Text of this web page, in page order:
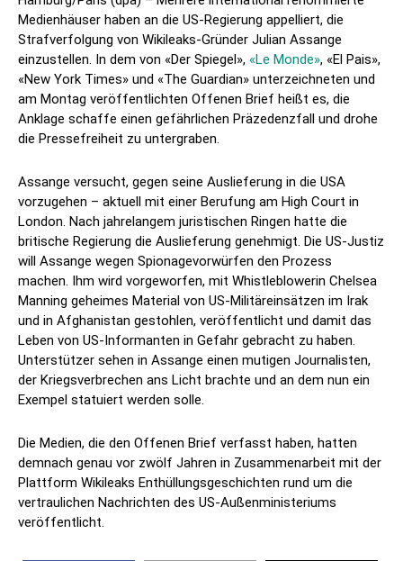
Medienhäuser haben an die US-Regierung appelliert, die
Strafverfolgung von Wikileaks-Gründer Julian Assange
einzustellen. In dem von «Der Spiegel», «Le Monde», «El Pais»,
«New York Times» und «The Guardian» unterzeichneten und
am Montag veröffentlichten Offenen Brief heißt es, die
Anklage schaffe einen gefährlichen Präzedenzfall und drohe
die Pressefreiheit zu untergraben.
Assange versucht, gegen seine Auslieferung in die USA
vorzugehen – aktuell mit einer Berufung am High Court in
London. Nach jahrelangem juristischen Ringen hatte die
britische Regierung die Auslieferung genehmigt. Die US-Justiz
will Assange wegen Spionagevorwürfen den Prozess
machen. Ihm wird vorgeworfen, mit Whistleblowerin Chelsea
Manning geheimes Material von US-Militäreinsätzen im Irak
und in Afghanistan gestohlen, veröffentlicht und damit das
Leben von US-Informanten in Gefahr gebracht zu haben.
Unterstützer sehen in Assange einen mutigen Journalisten,
der Kriegsverbrechen ans Licht brachte und an dem nun ein
Exempel statuiert werden solle.
Die Medien, die den Offenen Brief verfasst haben, hatten
demnach genau vor zwölf Jahren in Zusammenarbeit mit der
Plattform Wikileaks Enthüllungsgeschichten rund um die
vertraulichen Nachrichten des US-Außenministeriums
veröffentlicht.